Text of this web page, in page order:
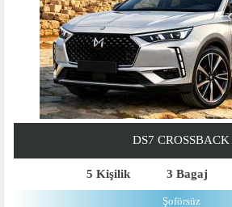
DS7 CROSSBACK
5 Kişilik 3 Bagaj
Şoförsüz